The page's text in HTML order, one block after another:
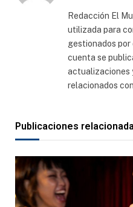
Redacción El
utilizada para
gestionados por
cuenta se
actualizaciones
relacionados
Publicaciones